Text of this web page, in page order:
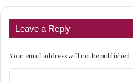
Leave a Reply
Your email address will not be published.